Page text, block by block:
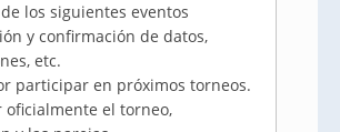
los siguientes eventos
y confirmación de datos,
etc.
participar en próximos torneos.
el torneo,